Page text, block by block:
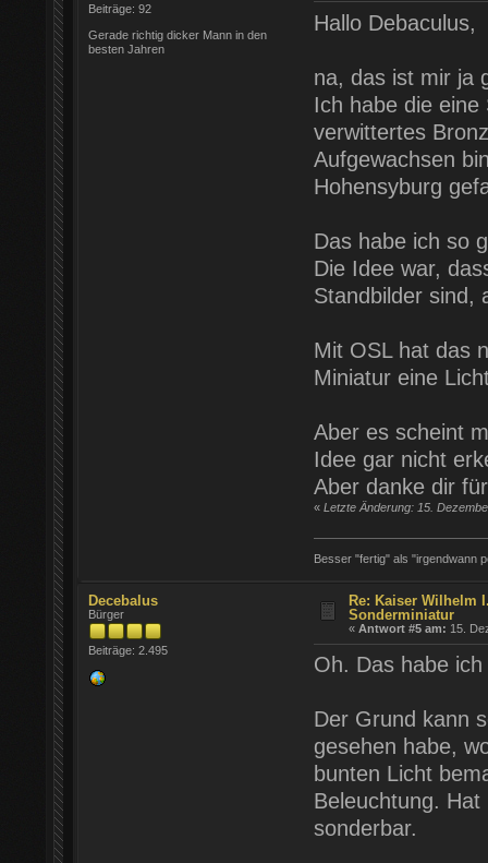
Beiträge: 92
Gerade richtig dicker Mann in den
besten Jahren
Hallo Debaculus,
na, das ist mir ja
Ich habe die
verwittertes
Aufgewachsen
Hohensyburg
Das habe ich so
Die Idee war,
Standbilder sind,
Mit OSL hat das
Miniatur eine
Aber es scheint
Idee gar nicht
Aber danke dir
« Letzte Änderung: 15.
Besser "fertig" als "irgendwann
Decebalus
Bürger
Beiträge: 2.495
Re: Kaiser Wilhelm
Sonderminiatur
«Antwort #5 am: 15.
Oh. Das habe
Der Grund kann
gesehen habe,
bunten Licht
Beleuchtung.
sonderbar.